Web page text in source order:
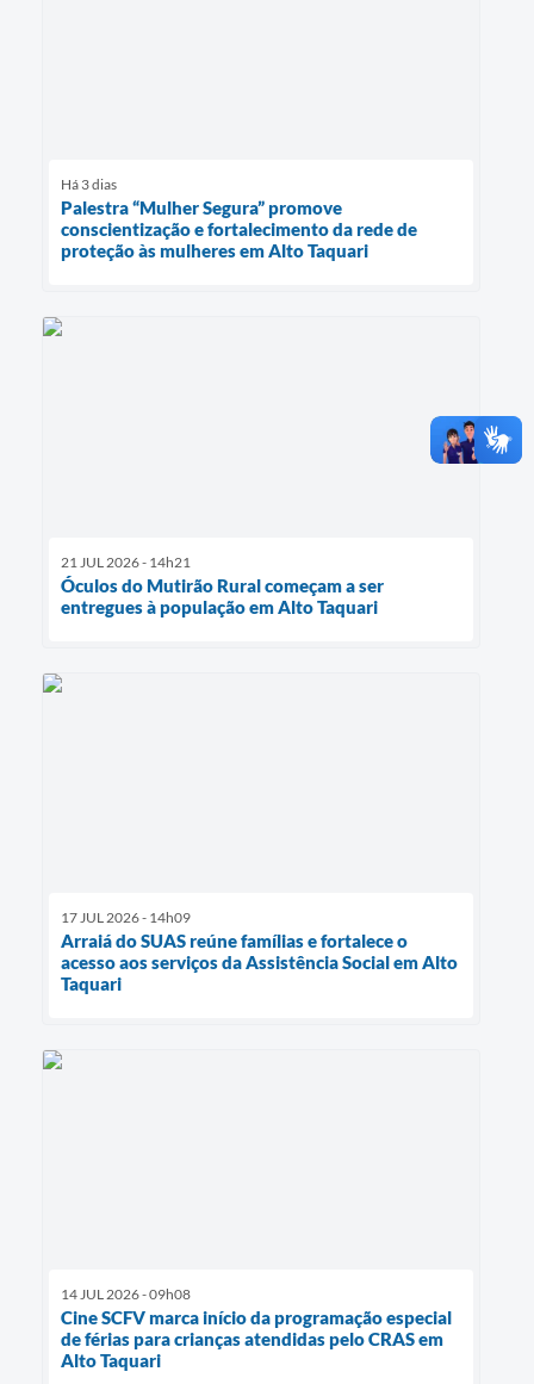
Há 3 dias
Palestra “Mulher Segura” promove
conscientização e fortalecimento da rede de
proteção às mulheres em Alto Taquari
21 JUL 2026 - 14h21
Óculos do Mutirão Rural começam a ser
entregues à população em Alto Taquari
17 JUL 2026 - 14h09
Arraiá do SUAS reúne famílias e fortalece o
acesso aos serviços da Assistência Social em Alto
Taquari
14 JUL 2026 - 09h08
Cine SCFV marca início da programação especial
de férias para crianças atendidas pelo CRAS em
Alto Taquari